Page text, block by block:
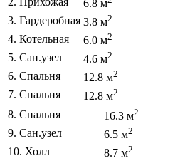
6.8 м
3. Гардеробная 3.8 м2
4. Котельная 6.0 м2
5. Сан.узел 4.6 м2
6. Спальня 12.8 м2
7. Спальня 12.8 м2
8. Спальня 16.3 м2
9. Сан.узел 6.5 м2
10. Холл 8.7 м2